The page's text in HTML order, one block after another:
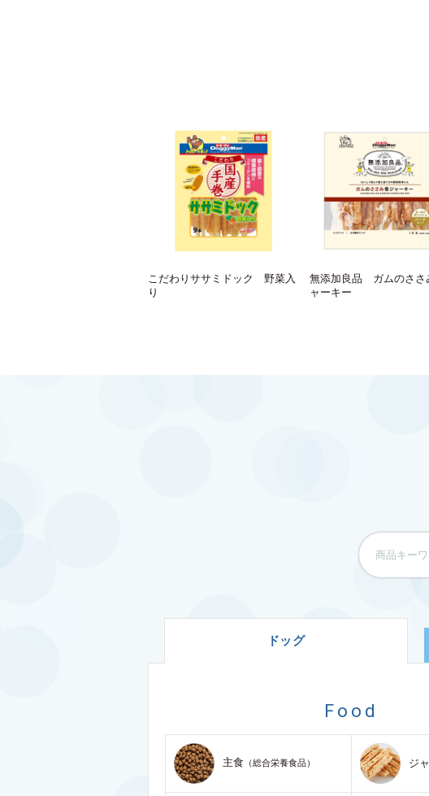
こだわりササミドック 野菜入
り
無添加良品 ガムのささ
ャーキー
ドッグ
Food
主食 （総合栄養食品） ジ